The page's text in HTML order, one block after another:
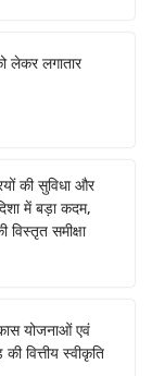
लेकर लगातार
की सुविधा और
में बड़ा कदम,
समीक्षा
योजनाओं एवं
वित्तीय स्वीकृति